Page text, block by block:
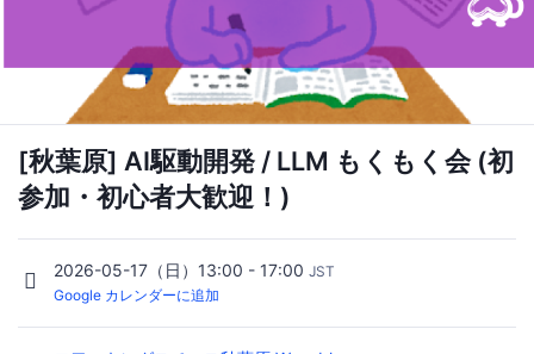
[秋葉原] AI駆動開発 / LLM もくもく会 (初
参加・初心者大歓迎！)
2026-05-17（日）13:00 - 17:00 JST
Google カレンダーに追加